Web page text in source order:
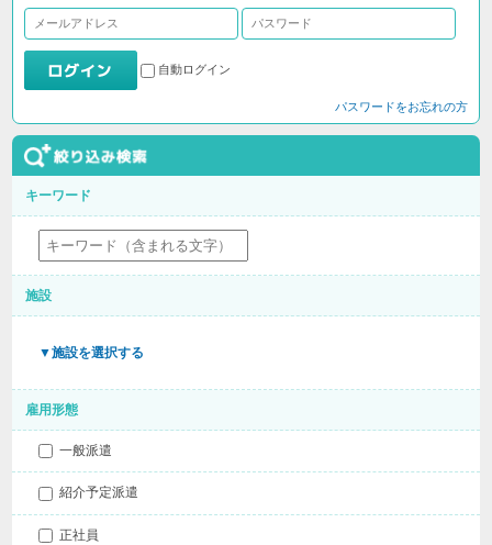
自動ログイン
パスワードをお忘れの方
キーワード
施設
▼施設を選択する
雇用形態
一般派遣
紹介予定派遣
正社員